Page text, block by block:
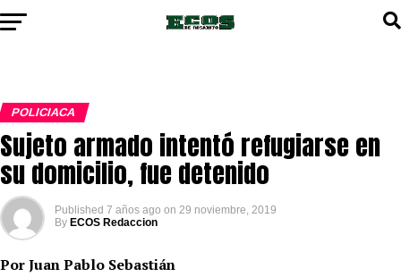
POLICIACA
Sujeto armado intentó refugiarse en
su domicilio, fue detenido
Published 7 años ago on 29 noviembre, 2019
By ECOS Redaccion
Por Juan Pablo Sebastián